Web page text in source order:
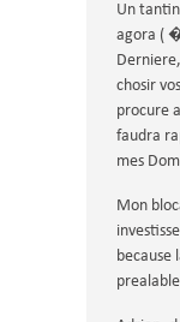
Un
agora (
chosir
procure
faudra
mes
Mon
because